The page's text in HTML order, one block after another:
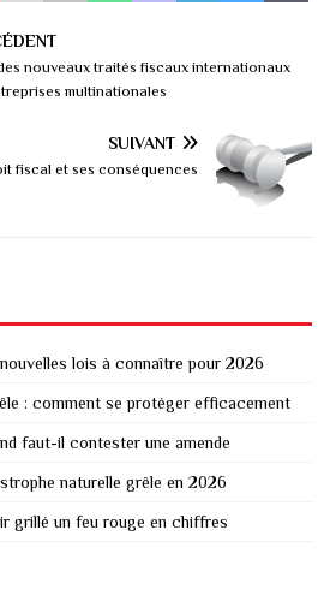
nouveaux traités fiscaux internationaux
multinationales
SUIVANT
fiscal et ses conséquences
lois à connaître pour 2026
: comment se protéger efficacement
faut-il contester une amende
naturelle grêle en 2026
grillé un feu rouge en chiffres